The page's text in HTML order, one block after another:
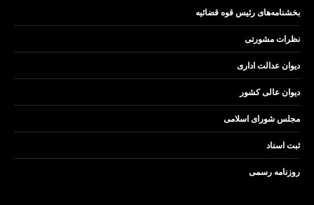
بخشنامه‌های رئیس قوه قضائیه
نظرات مشورتی
دیوان عدالت اداری
دیوان عالی کشور
مجلس شورای اسلامی
ثبت اسناد
روزنامه رسمی